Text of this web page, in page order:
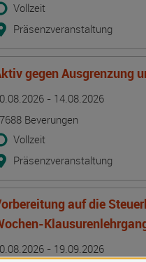
Vollzeit
Präsenzveranstaltung
gegen Ausgrenzung
- 14.08.2026
Beverungen
Vollzeit
Präsenzveranstaltung
auf die
- 19.09.2026